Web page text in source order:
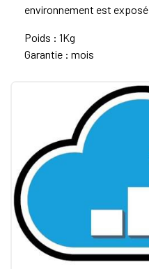
environnement est exposé.
Poids : 1Kg
Garantie : mois